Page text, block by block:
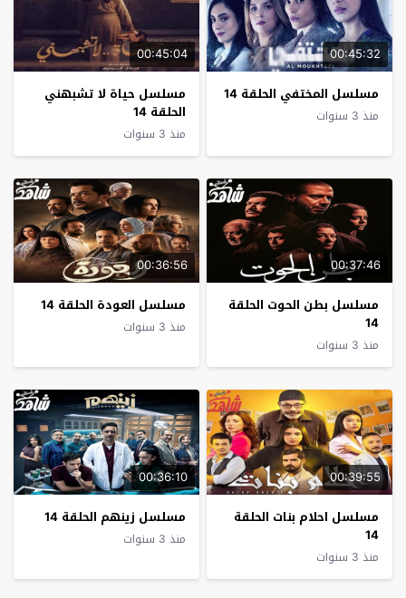
00:45:32
مسلسل المختفي الحلقة 14
منذ 3 سنوات
00:45:04
مسلسل حياة لا تشبهني
الحلقة 14
منذ 3 سنوات
00:37:46
مسلسل بطن الحوت الحلقة
14
منذ 3 سنوات
00:36:56
مسلسل العودة الحلقة 14
منذ 3 سنوات
00:39:55
مسلسل احلام بنات الحلقة
14
منذ 3 سنوات
00:36:10
مسلسل زينهم الحلقة 14
منذ 3 سنوات